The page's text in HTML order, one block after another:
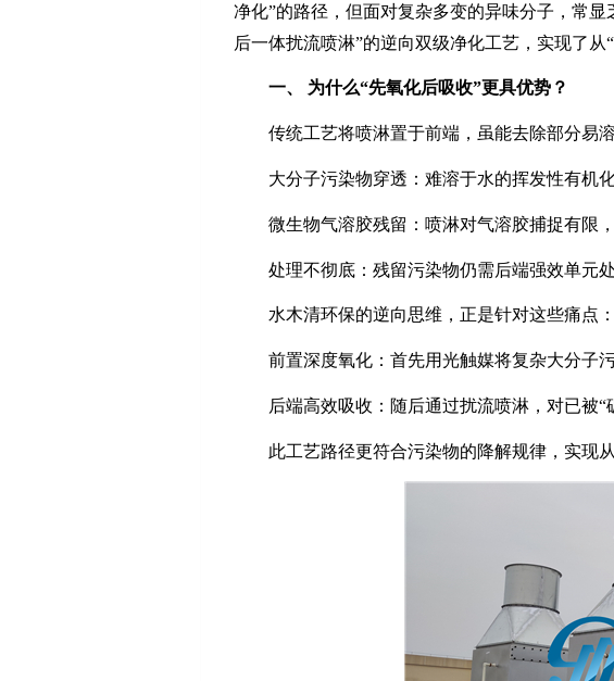
净化”的路径，但面对复杂多变的异味分子，常
后一体扰流喷淋”的逆向双级净化工艺，实现了从
一、 为什么“先氧化后吸收”更具优势？
传统工艺将喷淋置于前端，虽能去除部分易
大分子污染物穿透：难溶于水的挥发性有机
微生物气溶胶残留：喷淋对气溶胶捕捉有限
处理不彻底：残留污染物仍需后端强效单元
水木清环保的逆向思维，正是针对这些痛点：
前置深度氧化：首先用光触媒将复杂大分子
后端高效吸收：随后通过扰流喷淋，对已被“
此工艺路径更符合污染物的降解规律，实现